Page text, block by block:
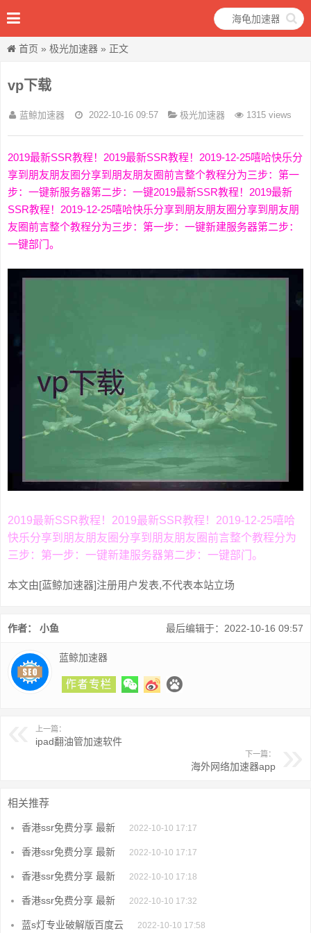
首页 » 极光加速器 » 正文
vp下载
蓝鲸加速器 2022-10-16 09:57 极光加速器 1315 views
2019最新SSR教程！2019最新SSR教程！2019-12-25嘻哈快乐分
享到朋友朋友圈分享到朋友朋友圈前言整个教程分为三步：第一
步：一键新服务器第二步：一键2019最新SSR教程！2019最新
SSR教程！2019-12-25嘻哈快乐分享到朋友朋友圈分享到朋友朋
友圈前言整个教程分为三步：第一步：一键新建服务器第二步：
一键部门。
2019最新SSR教程！2019最新SSR教程！2019-12-25嘻哈
快乐分享到朋友朋友圈分享到朋友朋友圈前言整个教程分为
三步：第一步：一键新建服务器第二步：一键部门。
本文由[蓝鲸加速器]注册用户发表,不代表本站立场
最后编辑于：2022-10-16 09:57
作者： 小鱼
蓝鲸加速器
上一篇：
ipad翻油管加速软件
下一篇：
海外网络加速器app
相关推荐
香港ssr免费分享 最新 2022-10-10 17:17
香港ssr免费分享 最新 2022-10-10 17:17
香港ssr免费分享 最新 2022-10-10 17:18
香港ssr免费分享 最新 2022-10-10 17:32
蓝s灯专业破解版百度云 2022-10-10 17:58